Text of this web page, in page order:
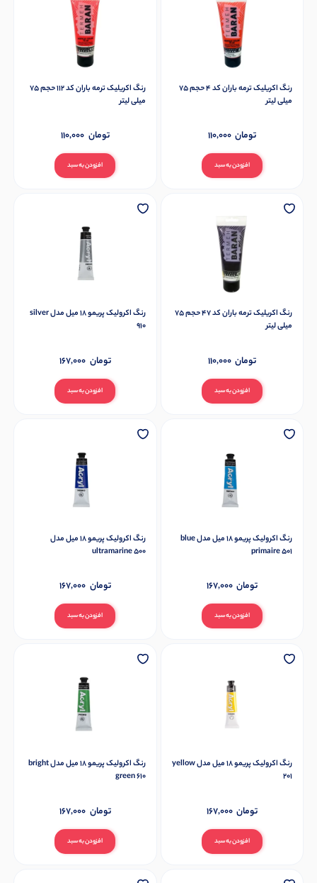
رنگ اکریلیک ترمه باران کد 4 حجم 75
میلی لیتر
افزودن به سبد
110,000 تومان
رنگ اکریلیک ترمه باران کد 112 حجم 75
میلی لیتر
افزودن به سبد
110,000 تومان
رنگ اکریلیک ترمه باران کد 47 حجم 75
میلی لیتر
افزودن به سبد
110,000 تومان
رنگ اکرولیک پریمو 18 میل مدل silver
910
افزودن به سبد
167,000 تومان
رنگ اکرولیک پریمو 18 میل مدل blue
primaire 501
افزودن به سبد
167,000 تومان
رنگ اکرولیک پریمو 18 میل مدل
ultramarine 500
افزودن به سبد
167,000 تومان
رنگ اکرولیک پریمو 18 میل مدل yellow
201
افزودن به سبد
167,000 تومان
رنگ اکرولیک پریمو 18 میل مدل bright
green 610
افزودن به سبد
167,000 تومان